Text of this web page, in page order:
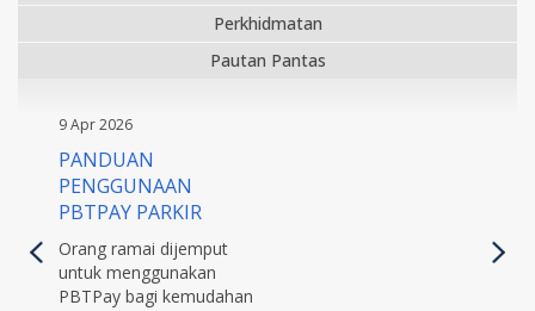
Perkhidmatan
Pautan Pantas
9 Apr 2026
PANDUAN
PENGGUNAAN
PBTPAY PARKIR
Orang ramai dijemput
untuk menggunakan
PBTPay bagi kemudahan